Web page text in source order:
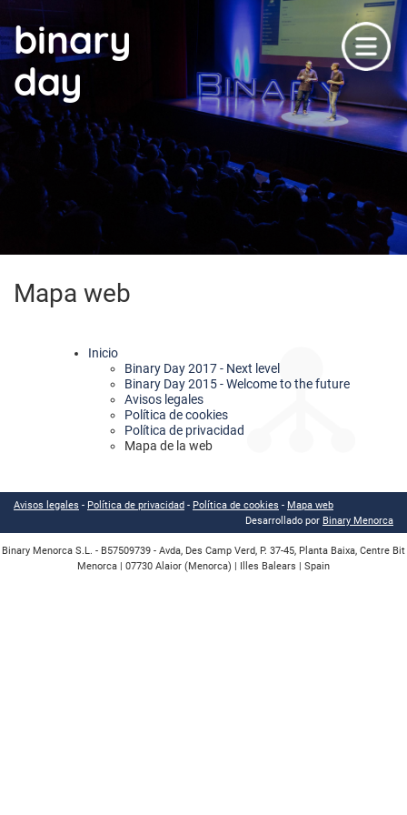
binary
day
Mapa web
Inicio
Binary Day 2017 - Next level
Binary Day 2015 - Welcome to the future
Avisos legales
Política de cookies
Política de privacidad
Mapa de la web
Avisos legales - Política de privacidad - Política de cookies - Mapa web
Desarrollado por Binary Menorca
Binary Menorca S.L. - B57509739 - Avda, Des Camp Verd, P. 37-45, Planta Baixa, Centre Bit
Menorca | 07730 Alaior (Menorca) | Illes Balears | Spain